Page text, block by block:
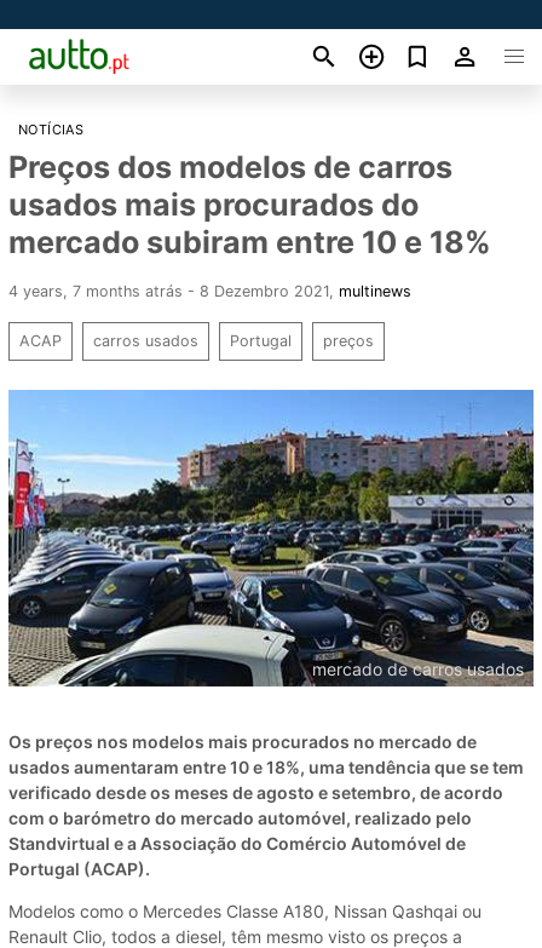
NOTÍCIAS
Preços dos modelos de carros
usados mais procurados do
mercado subiram entre 10 e 18%
4 years, 7 months atrás - 8 Dezembro 2021 multinews
ACAP carros usados Portugal preços
mercado de carros usados
Os preços nos modelos mais procurados no mercado de
usados aumentaram entre 10 e 18%, uma tendência que se tem
verificado desde os meses de agosto e setembro, de acordo
com o barómetro do mercado automóvel, realizado pelo
Standvirtual e a Associação do Comércio Automóvel de
Portugal (ACAP).
Modelos como o Mercedes Classe A180, Nissan Qashqai ou
Renault Clio, todos a diesel, têm mesmo visto os preços a